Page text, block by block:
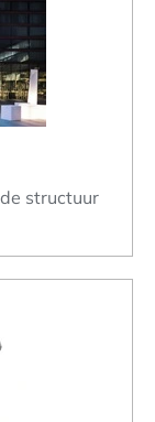
structuur